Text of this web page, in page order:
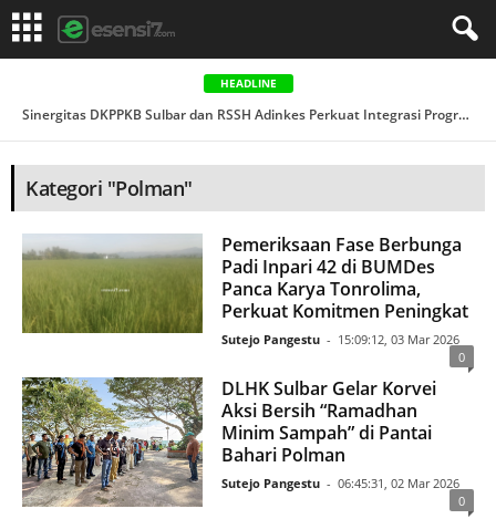
HEADLINE
Sinergitas DKPPKB Sulbar dan RSSH Adinkes Perkuat Integrasi Program AIDS, Tuberkulosis & Malaria di ...
Kategori "Polman"
Pemeriksaan Fase Berbunga
Padi Inpari 42 di BUMDes
Panca Karya Tonrolima,
Perkuat Komitmen Peningkat
Sutejo Pangestu - 15:09:12, 03 Mar 2026
0
DLHK Sulbar Gelar Korvei
Aksi Bersih “Ramadhan
Minim Sampah” di Pantai
Bahari Polman
Sutejo Pangestu - 06:45:31, 02 Mar 2026
0